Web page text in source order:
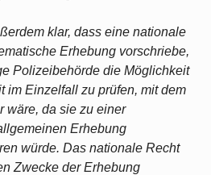
klar, dass eine nationale
Erhebung vorschriebe,
Polizeibehörde die Möglichkeit
im Einzelfall zu prüfen, mit dem
wäre, da sie zu einer
Erhebung
würde. Das nationale Recht
Zwecke der Erhebung